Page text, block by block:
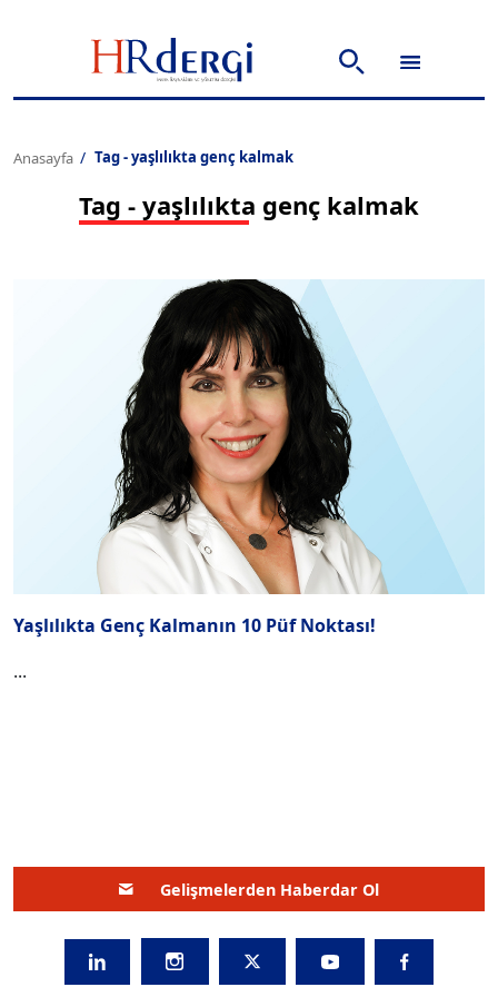
Anasayfa Tag - yaşlılıkta genç kalmak
Tag - yaşlılıkta genç kalmak
Yaşlılıkta Genç Kalmanın 10 Püf Noktası!
...
Gelişmelerden Haberdar Ol